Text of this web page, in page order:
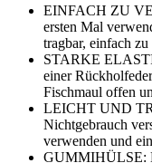
EINFACH ZU
ersten Mal
tragbar, einfach
STARKE
einer
Fischmaul offen
LEICHT UND
Nichtgebrauch
verwenden und
GUMMIHÜLSE: